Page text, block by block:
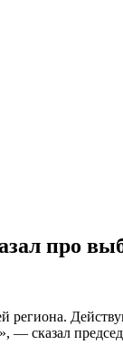
про
— сказал